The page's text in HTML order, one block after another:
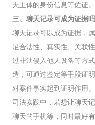
天主体的身份信息等佐证。
三、聊天记录可成为证据吗
聊天记录可以成为证据，
足合法性、真实性、关联
过非法侵入他人设备等方
造，可通过鉴定等手段证
对案件事实起到证明作用。
司法实践中，若想让聊天
聊天的手机等，同时最好